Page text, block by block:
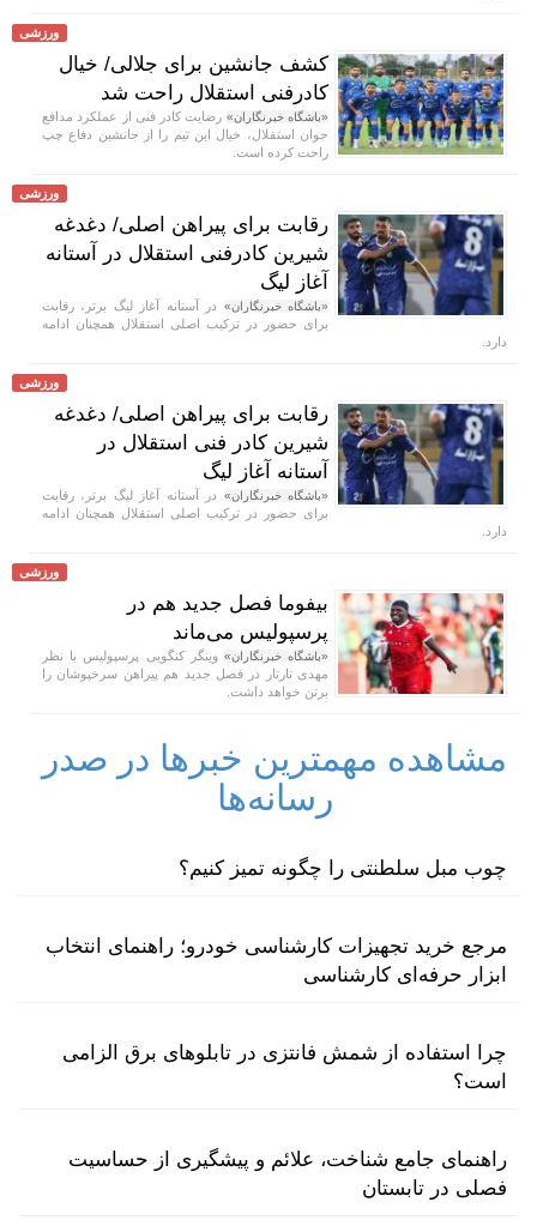
ورزشی
کشف جانشین برای جلالی/ خیال
کادرفنی استقلال راحت شد
«باشگاه خبرنگاران» رضایت کادر فنی از عملکرد مدافع
جوان استقلال، خیال این تیم را از جانشین دفاع چپ
راحت کرده است.
ورزشی
رقابت برای پیراهن اصلی/ دغدغه
شیرین کادرفنی استقلال در آستانه
آغاز لیگ
«باشگاه خبرنگاران» در آستانه آغاز لیگ برتر، رقابت
برای حضور در ترکیب اصلی استقلال همچنان ادامه
دارد.
ورزشی
رقابت برای پیراهن اصلی/ دغدغه
شیرین کادر فنی استقلال در
آستانه آغاز لیگ
«باشگاه خبرنگاران» در آستانه آغاز لیگ برتر، رقابت
برای حضور در ترکیب اصلی استقلال همچنان ادامه
دارد.
ورزشی
بیفوما فصل جدید هم در
پرسپولیس می‌ماند
«باشگاه خبرنگاران» وینگر کنگویی پرسپولیس با نظر
مهدی تارتار در فصل جدید هم پیراهن سرخپوشان را
برتن خواهد داشت.
مشاهده مهمترین خبرها در صدر
رسانه‌ها
چوب مبل سلطنتی را چگونه تمیز کنیم؟
مرجع خرید تجهیزات کارشناسی خودرو؛ راهنمای انتخاب
ابزار حرفه‌ای کارشناسی
چرا استفاده از شمش فانتزی در تابلوهای برق الزامی
است؟
راهنمای جامع شناخت، علائم و پیشگیری از حساسیت
فصلی در تابستان